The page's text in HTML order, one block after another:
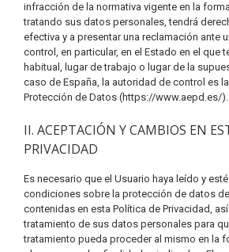
infracción de la normativa vigente en la
tratando sus datos personales, tendrá
efectiva y a presentar una reclamación ante
control, en particular, en el Estado en el que
habitual, lugar de trabajo o lugar de la
caso de España, la autoridad de control es
Protección de Datos (https://www.aepd.es/).
II. ACEPTACIÓN Y CAMBIOS EN
PRIVACIDAD
Es necesario que el Usuario haya leído y
condiciones sobre la protección de datos
contenidas en esta Política de Privacidad,
tratamiento de sus datos personales para
tratamiento pueda proceder al mismo en la